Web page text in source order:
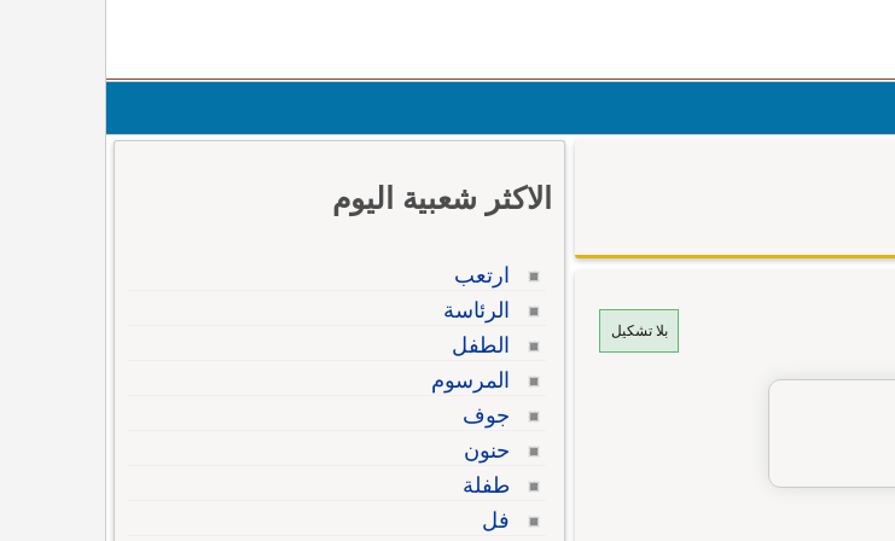
بلا تشكيل
الاكثر شعبية اليوم
ارتعب
الرئاسة
الطفل
المرسوم
جوف
حنون
طفلة
فل